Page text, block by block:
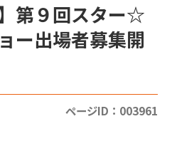
第９回スター☆
ー出場者募集開
ページID：003961